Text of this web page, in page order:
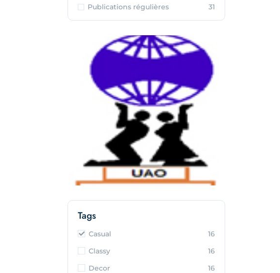
Publications régulières 31
Tags
Casual
16
Classy
16
Decor
16